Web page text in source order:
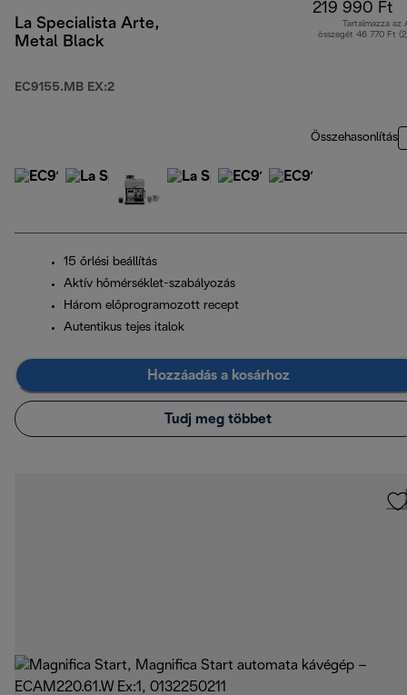
La Specialista Arte,
Metal Black
EC9155.MB EX:2
219 990 Ft
Tartalmazza az
összegét 46 770 Ft
Összehasonlítás
15 őrlési beállítás
Aktív hőmérséklet-szabályozás
Három előprogramozott recept
Autentikus tejes italok
Hozzáadás a kosárhoz
Tudj meg többet